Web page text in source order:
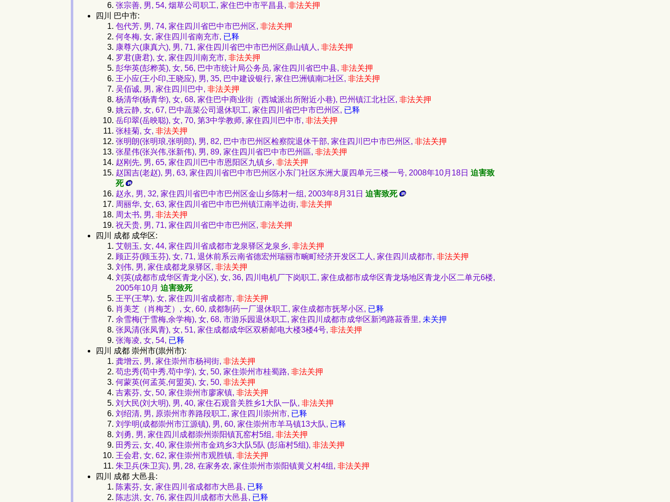
张宗善, 男, 54, 烟草公司职工, 家住巴中市平昌县, 非法关押
四川 巴中市:
包代芳, 男, 74, 家住四川省巴中市巴州区, 非法关押
何冬梅, 女, 家住四川省南充市, 已释
康尊六(康真六), 男, 71, 家住四川省巴中市巴州区鼎山镇人, 非法关押
罗君(唐君), 女, 家住四川南充市, 非法关押
彭华英(彭桦英), 女, 56, 巴中市统计局公务员, 家住四川省巴中县, 非法关押
王小应(王小印,王晓应), 男, 35, 巴中建设银行, 家住巴洲镇南□社区, 非法关押
吴佰诚, 男, 家住四川巴中, 非法关押
杨清华(杨青华), 女, 68, 家住巴中商业街（西城派出所附近小巷), 巴州镇江北社区, 非法关押
姚云静, 女, 67, 巴中蔬菜公司退休职工, 家住四川省巴中市巴州区, 已释
岳印翠(岳映聪), 女, 70, 第3中学教师, 家住四川巴中市, 非法关押
张桂菊, 女, 非法关押
张明朗(张明琅,张明郎), 男, 82, 巴中市巴州区检察院退休干部, 家住四川巴中市巴州区, 非法关押
张星伟(张兴伟,张新伟), 男, 89, 家住四川省巴中市巴州區, 非法关押
赵刚先, 男, 65, 家住四川巴中市恩阳区九镇乡, 非法关押
赵国吉(老赵), 男, 63, 家住四川省巴中市巴州区小东门社区东洲大厦四单元三楼一号, 2008年10月18日 迫害致
死
赵永, 男, 32, 家住四川省巴中市巴州区金山乡陈村一组, 2003年8月31日 迫害致死
周丽华, 女, 63, 家住四川省巴中市巴州镇江南半边街, 非法关押
周太书, 男, 非法关押
祝天贵, 男, 71, 家住四川省巴中市巴州区, 非法关押
四川 成都 成华区:
艾朝玉, 女, 44, 家住四川省成都市龙泉驿区龙泉乡, 非法关押
顾正芬(顾玉芬), 女, 71, 退休前系云南省德宏州瑞丽市畹町经济开发区工人, 家住四川成都市, 非法关押
刘伟, 男, 家住成都龙泉驿区, 非法关押
刘英(成都市成华区青龙小区), 女, 36, 四川电机厂下岗职工, 家住成都市成华区青龙场地区青龙小区二单元6楼,
2005年10月 迫害致死
王平(王苹), 女, 家住四川省成都市, 非法关押
肖美芝（肖梅芝）, 女, 60, 成都制药一厂退休职工, 家住成都市抚琴小区, 已释
余雪梅(于雪梅,余学梅), 女, 68, 市游乐园退休职工, 家住四川成都市成华区新鸿路菽香里, 未关押
张凤清(张凤青), 女, 51, 家住成都成华区双桥邮电大楼3楼4号, 非法关押
张海凌, 女, 54, 已释
四川 成都 崇州市(祟州市):
龚增云, 男, 家住崇州市杨祠街, 非法关押
苟忠秀(苟中秀,苟中学), 女, 50, 家住崇州市桂蜀路, 非法关押
何蒙英(何孟英,何盟英), 女, 50, 非法关押
吉素芬, 女, 50, 家住崇州市廖家镇, 非法关押
刘大民(刘大明), 男, 40, 家住石观音关胜乡1大队一队, 非法关押
刘绍清, 男, 原崇州市养路段职工, 家住四川崇州市, 已释
刘学明(成都崇州市江源镇), 男, 60, 家住崇州市羊马镇13大队, 已释
刘勇, 男, 家住四川成都崇州崇阳镇瓦窑村5组, 非法关押
田秀云, 女, 40, 家住崇州市金鸡乡3大队5队 (彭庙村5组), 非法关押
王会君, 女, 62, 家住崇州市观胜镇, 非法关押
朱卫兵(朱卫宾), 男, 28, 在家务农, 家住崇州市崇阳镇黄义村4组, 非法关押
四川 成都 大邑县:
陈素芬, 女, 家住四川省成都市大邑县, 已释
陈志洪, 女, 76, 家住四川成都市大邑县, 已释